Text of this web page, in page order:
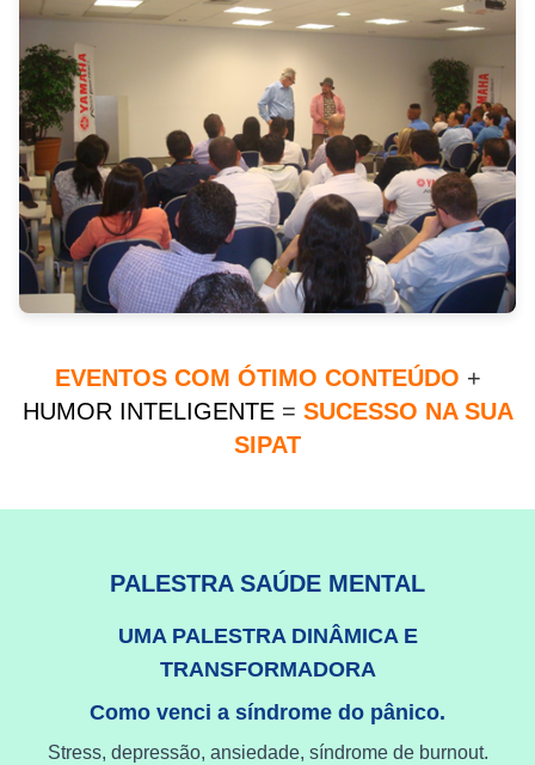
EVENTOS COM ÓTIMO CONTEÚDO +
HUMOR INTELIGENTE = SUCESSO NA SUA
SIPAT
PALESTRA SAÚDE MENTAL
UMA PALESTRA DINÂMICA E
TRANSFORMADORA
Como venci a síndrome do pânico.
Stress, depressão, ansiedade, síndrome de burnout.